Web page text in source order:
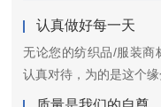
认真做好每一天
无论您的纺织品/服装商
认真对待，为的是这个缘